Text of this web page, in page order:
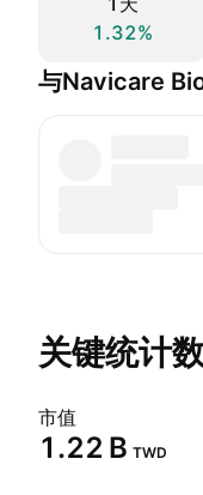
1.32%
与Navicare
关键统计
市值
‪1.22 B‬ TWD